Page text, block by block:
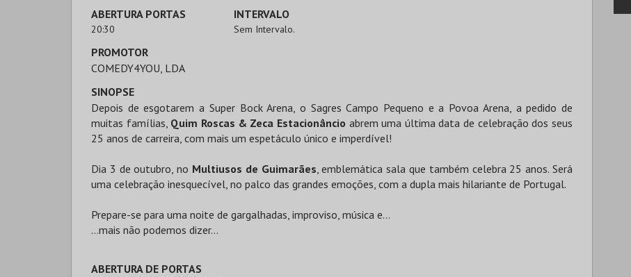
ABERTURA PORTAS
20:30
INTERVALO
Sem Intervalo.
PROMOTOR
COMEDY4YOU, LDA
SINOPSE
Depois de esgotarem a Super Bock Arena, o Sagres Campo Pequeno e a Povoa Arena, a pedido de
muitas famílias, Quim Roscas & Zeca Estacionâncio abrem uma última data de celebração dos seus
25 anos de carreira, com mais um espetáculo único e imperdível!
Dia 3 de outubro, no Multiusos de Guimarães, emblemática sala que também celebra 25 anos. Será
uma celebração inesquecível, no palco das grandes emoções, com a dupla mais hilariante de Portugal.
Prepare-se para uma noite de gargalhadas, improviso, música e…
…mais não podemos dizer…
ABERTURA DE PORTAS